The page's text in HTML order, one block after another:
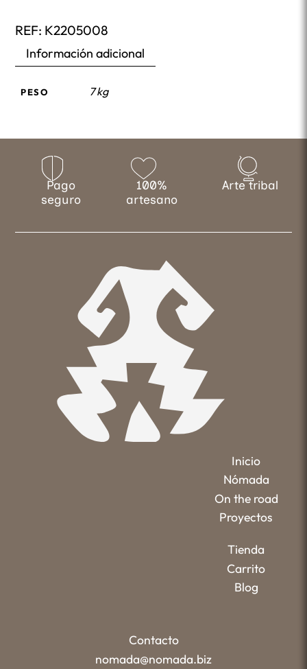
REF: K2205008
Información adicional
PESO 7 kg
Pago
seguro
100%
artesano
Arte tribal
Inicio
Nómada
On the road
Proyectos
Tienda
Carrito
Blog
Contacto
nomada@nomada.biz